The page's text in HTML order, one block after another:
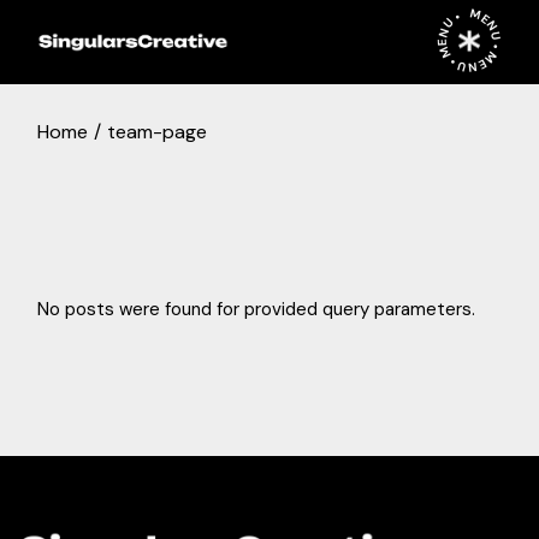
MENU • MENU • MENU •
Home team-page
No posts were found for provided query parameters.